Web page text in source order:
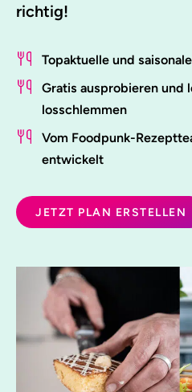
richtig!
Topaktuelle und
Gratis ausprobieren und
losschlemmen
Vom Foodpunk-
entwickelt
JETZT PLAN ERSTELLEN